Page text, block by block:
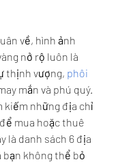
về, hình ảnh
nở rộ luôn là
thịnh vượng, phôi
mắn và phú quý.
kiếm những địa chỉ
mua hoặc thuê
là danh sách 6 địa
không thể bỏ